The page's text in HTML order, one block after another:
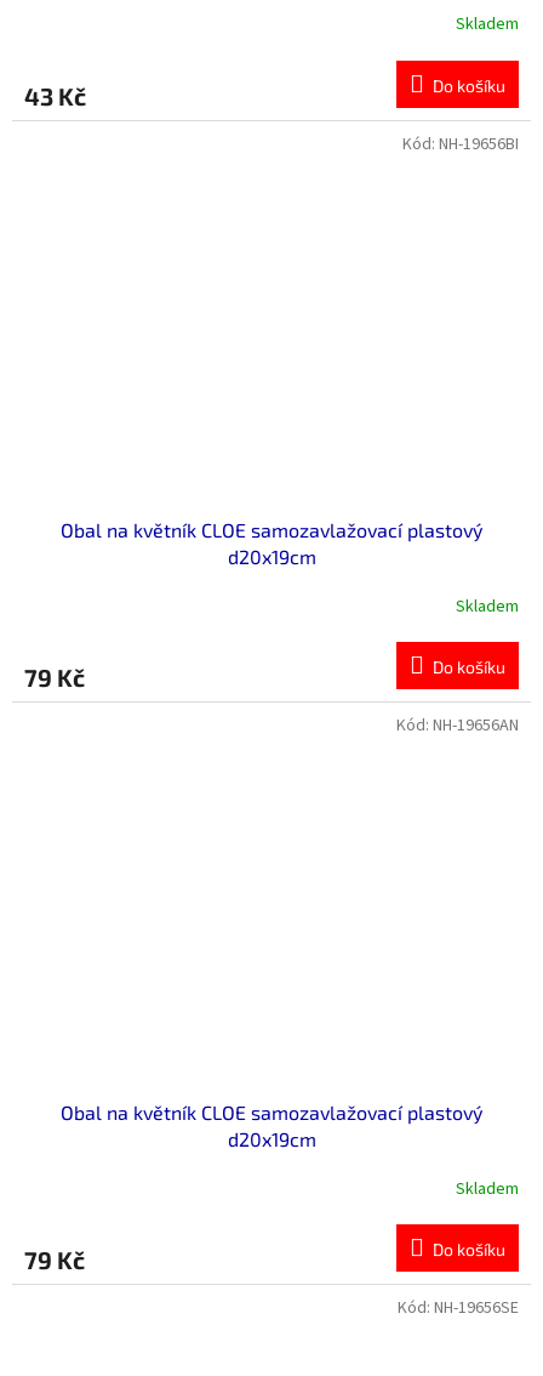
Skladem
43 Kč Do košíku
Obal na květník CLOE samozavlažovací plastový
d20x19cm
Skladem
79 Kč Do košíku
Kód: NH-19656BI
Obal na květník CLOE samozavlažovací plastový
d20x19cm
Skladem
79 Kč Do košíku
Kód: NH-19656AN
Kód: NH-19656SE